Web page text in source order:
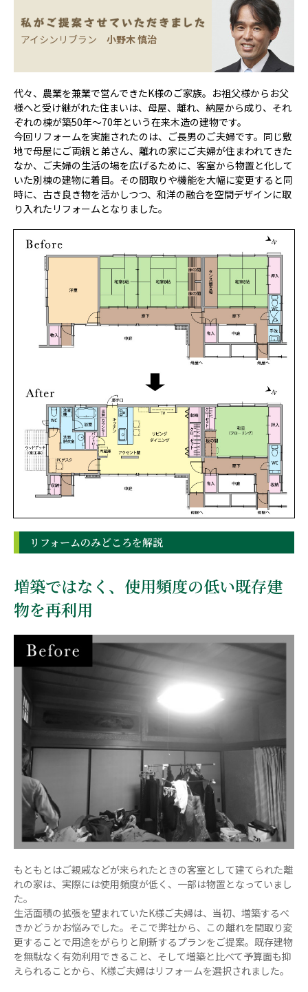
アイシンリブラン 小野木 慎治
代々、農業を兼業で営んできたK様のご家族。お祖父様からお父
様へと受け継がれた住まいは、母屋、離れ、納屋から成り、それ
ぞれの棟が築50年〜70年という在来木造の建物です。
今回リフォームを実施されたのは、ご長男のご夫婦です。同じ敷
地で母屋にご両親と弟さん、離れの家にご夫婦が住まわれてきた
なか、ご夫婦の生活の場を広げるために、客室から物置と化して
いた別棟の建物に着目。その間取りや機能を大幅に変更すると同
時に、古き良き物を活かしつつ、和洋の融合を空間デザインに取
り入れたリフォームとなりました。
リフォームのみどころを解説
増築ではなく、使用頻度の低い既存建
物を再利用
もともとはご親戚などが来られたときの客室として建てられた離
れの家は、実際には使用頻度が低く、一部は物置となっていまし
た。
生活面積の拡張を望まれていたK様ご夫婦は、当初、増築するべ
きかどうかお悩みでした。そこで弊社から、この離れを間取り変
更することで用途をがらりと刷新するプランをご提案。既存建物
を無駄なく有効利用できること、そして増築と比べて予算面も抑
えられることから、K様ご夫婦はリフォームを選択されました。